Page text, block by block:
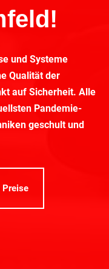
und Systeme
Qualität der
auf Sicherheit. Alle
Pandemie-
geschult und
Preise